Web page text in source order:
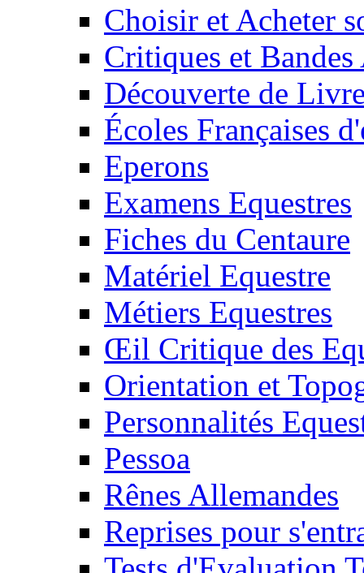
Choisir et Acheter
Critiques et
Découverte de
Écoles Françaises
Eperons
Examens Equestres
Fiches du Centaure
Matériel Equestre
Métiers Equestres
Œil Critique des
Orientation et
Personnalités
Pessoa
Rênes Allemandes
Reprises pour